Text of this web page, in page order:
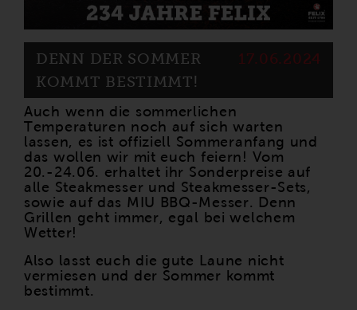
17.06.2024
DENN DER SOMMER
KOMMT BESTIMMT!
Auch wenn die sommerlichen
Temperaturen noch auf sich warten
lassen, es ist offiziell Sommeranfang und
das wollen wir mit euch feiern! Vom
20.-24.06. erhaltet ihr Sonderpreise auf
alle Steakmesser und Steakmesser-Sets,
sowie auf das MIU BBQ-Messer. Denn
Grillen geht immer, egal bei welchem
Wetter!
Also lasst euch die gute Laune nicht
vermiesen und der Sommer kommt
bestimmt.